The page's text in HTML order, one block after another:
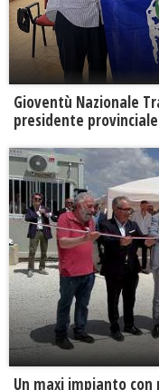
Gioventù Nazionale
presidente provinciale
Un maxi impianto